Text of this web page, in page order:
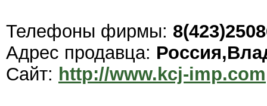
Телефоны фирмы:
Адрес продавца:
Сайт: http://www.kcj-imp.com